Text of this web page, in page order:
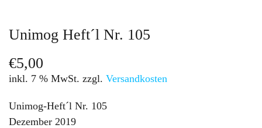
Unimog Heft´l Nr. 105
€5,00
inkl. 7 % MwSt. zzgl. Versandkosten
Unimog-Heft´l Nr. 105
Dezember 2019